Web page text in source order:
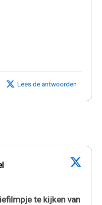
Lees de antwoorden
te kijken van